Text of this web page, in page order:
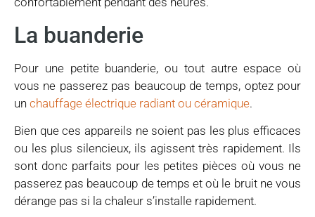
La buanderie
Pour une petite buanderie, ou tout autre espace où
vous ne passerez pas beaucoup de temps, optez pour
un chauffage électrique radiant ou céramique.
Bien que ces appareils ne soient pas les plus efficaces
ou les plus silencieux, ils agissent très rapidement. Ils
sont donc parfaits pour les petites pièces où vous ne
passerez pas beaucoup de temps et où le bruit ne vous
dérange pas si la chaleur s’installe rapidement.